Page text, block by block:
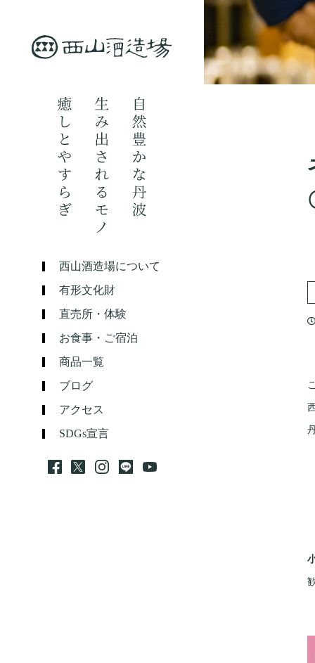
西山酒造場について
有形文化財
直売所・体験
お食事・ご宿泊
商品一覧
ブログ
アクセス
SDGs宣言